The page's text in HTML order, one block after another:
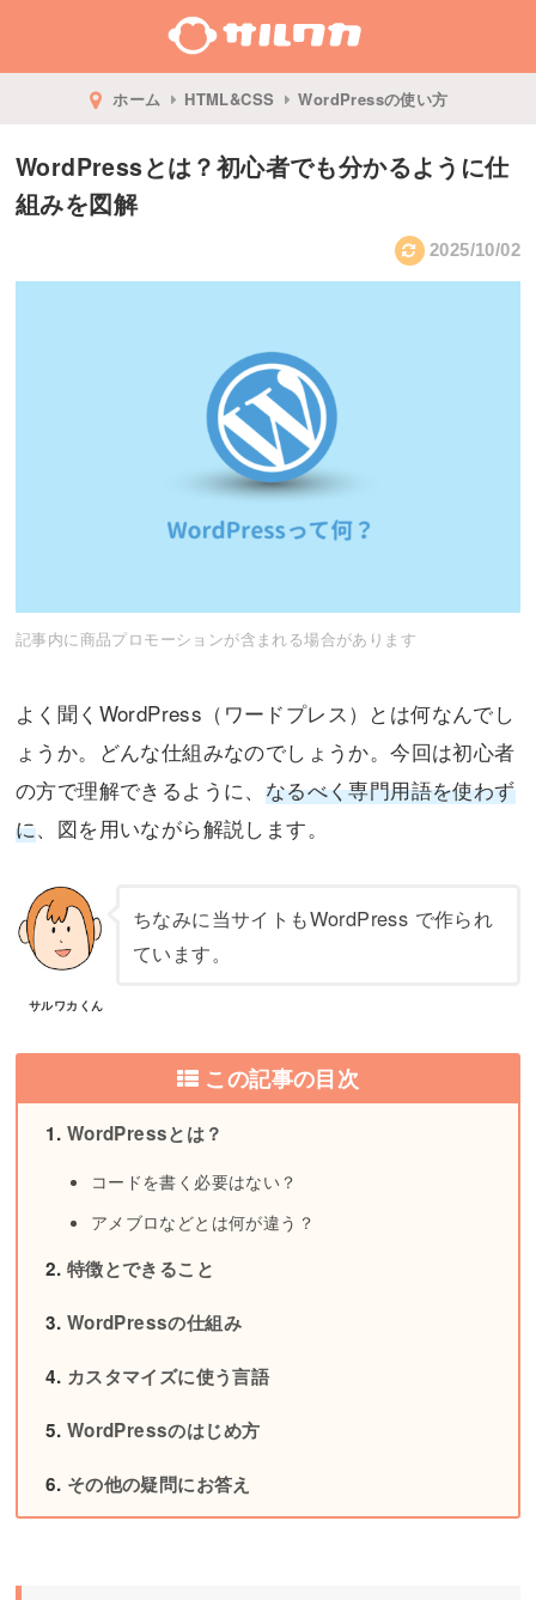
ホーム HTML&CSS WordPressの使い方
WordPressとは？初心者でも分かるように仕
組みを図解
2025/10/02
記事内に商品プロモーションが含まれる場合があります
よく聞くWordPress（ワードプレス）とは何なんでし
ょうか。どんな仕組みなのでしょうか。今回は初心者
の方で理解できるように、 なるべく専門用語を使わず
に、図を用いながら解説します。
サルワカくん
ちなみに当サイトもWordPress で作られ
ています。
この記事の目次
WordPressとは？
コードを書く必要はない？
アメブロなどとは何が違う？
特徴とできること
WordPressの仕組み
カスタマイズに使う言語
WordPressのはじめ方
その他の疑問にお答え